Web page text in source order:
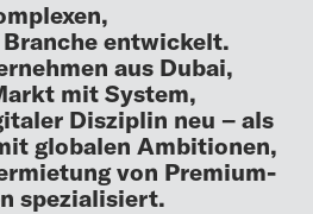
entwickelt.
aus Dubai,
mit System,
Disziplin neu – als
globalen Ambitionen,
von Premium-
spezialisiert.